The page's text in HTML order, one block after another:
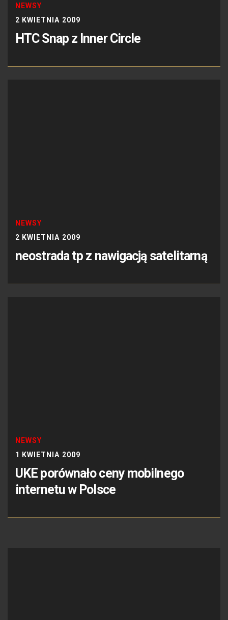
NEWSY
2 KWIETNIA 2009
HTC Snap z Inner Circle
NEWSY
2 KWIETNIA 2009
neostrada tp z nawigacją satelitarną
NEWSY
1 KWIETNIA 2009
UKE porównało ceny mobilnego
internetu w Polsce